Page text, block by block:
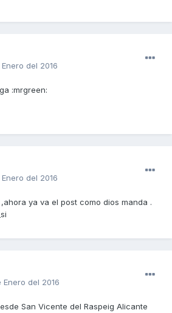
Enero del 2016
:mrgreen:
Enero del 2016
ya va el post como dios manda .
Enero del 2016
San Vicente del Raspeig Alicante